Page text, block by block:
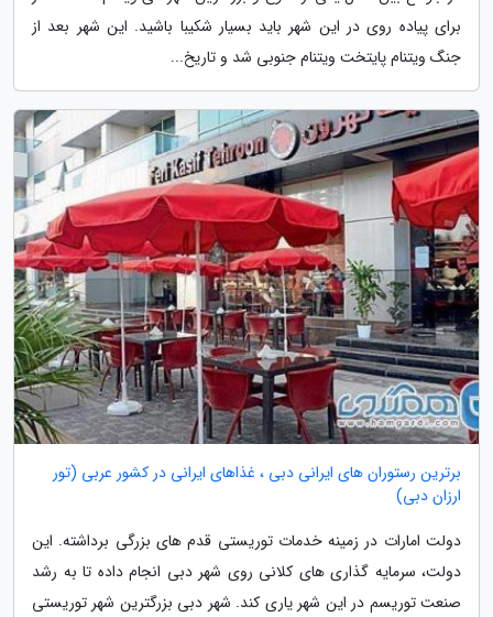
برای پیاده روی در این شهر باید بسیار شکیبا باشید. این شهر بعد از
جنگ ویتنام پایتخت ویتنام جنوبی شد و تاریخ...
برترین رستوران های ایرانی دبی ، غذاهای ایرانی در کشور عربی (تور
ارزان دبی)
دولت امارات در زمینه خدمات توریستی قدم های بزرگی برداشته. این
دولت، سرمایه گذاری های کلانی روی شهر دبی انجام داده تا به رشد
صنعت توریسم در این شهر یاری کند. شهر دبی بزرگترین شهر توریستی